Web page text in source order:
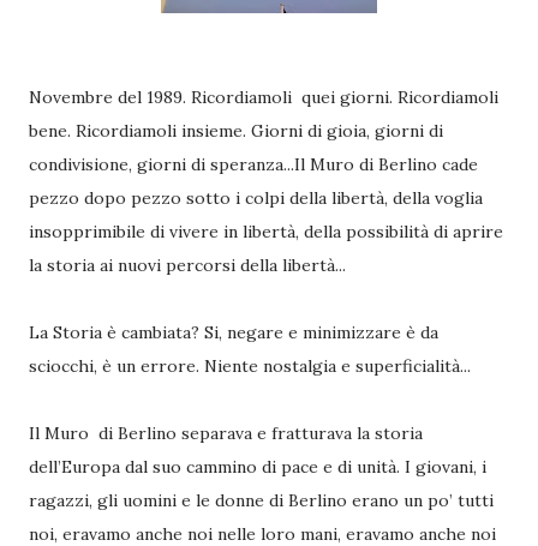
Novembre del 1989. Ricordiamoli quei giorni. Ricordiamoli
bene. Ricordiamoli insieme. Giorni di gioia, giorni di
condivisione, giorni di speranza...Il Muro di Berlino cade
pezzo dopo pezzo sotto i colpi della libertà, della voglia
insopprimibile di vivere in libertà, della possibilità di aprire
la storia ai nuovi percorsi della libertà...
La Storia è cambiata? Si, negare e minimizzare è da
sciocchi, è un errore. Niente nostalgia e superficialità...
Il Muro di Berlino separava e fratturava la storia
dell’Europa dal suo cammino di pace e di unità. I giovani, i
ragazzi, gli uomini e le donne di Berlino erano un po’ tutti
noi, eravamo anche noi nelle loro mani, eravamo anche noi